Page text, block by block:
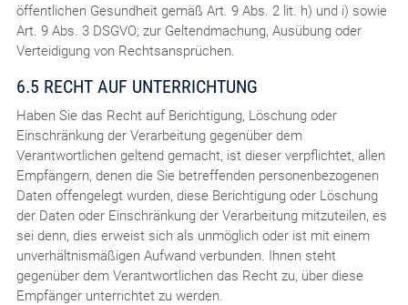
öffentlichen Gesundheit gemäß Art. 9 Abs. 2 lit. h) und i) sowie
Art. 9 Abs. 3 DSGVO; zur Geltendmachung, Ausübung oder
Verteidigung von Rechtsansprüchen.
6.5 RECHT AUF UNTERRICHTUNG
Haben Sie das Recht auf Berichtigung, Löschung oder
Einschränkung der Verarbeitung gegenüber dem
Verantwortlichen geltend gemacht, ist dieser verpflichtet, allen
Empfängern, denen die Sie betreffenden personenbezogenen
Daten offengelegt wurden, diese Berichtigung oder Löschung
der Daten oder Einschränkung der Verarbeitung mitzuteilen, es
sei denn, dies erweist sich als unmöglich oder ist mit einem
unverhältnismäßigen Aufwand verbunden. Ihnen steht
gegenüber dem Verantwortlichen das Recht zu, über diese
Empfänger unterrichtet zu werden.